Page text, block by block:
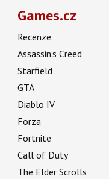
Games.cz
Recenze
Assassin's Creed
Starfield
GTA
Diablo IV
Forza
Fortnite
Call of Duty
The Elder Scrolls